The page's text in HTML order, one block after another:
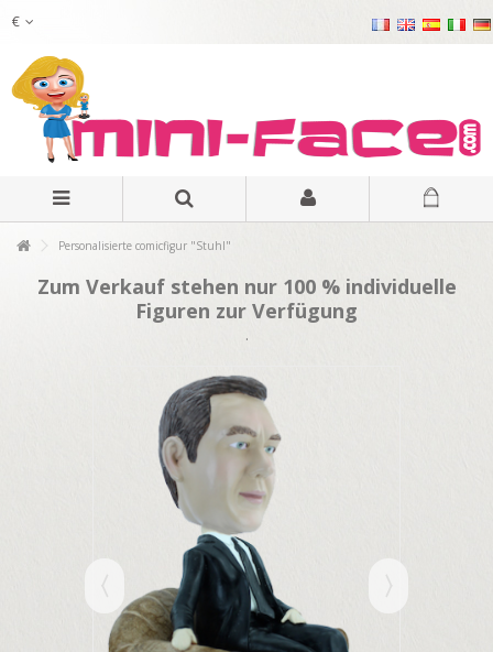
€
Personalisierte comicfigur "Stuhl"
Zum Verkauf stehen nur 100 % individuelle
Figuren zur Verfügung
.